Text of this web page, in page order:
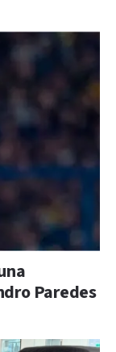
Paredes